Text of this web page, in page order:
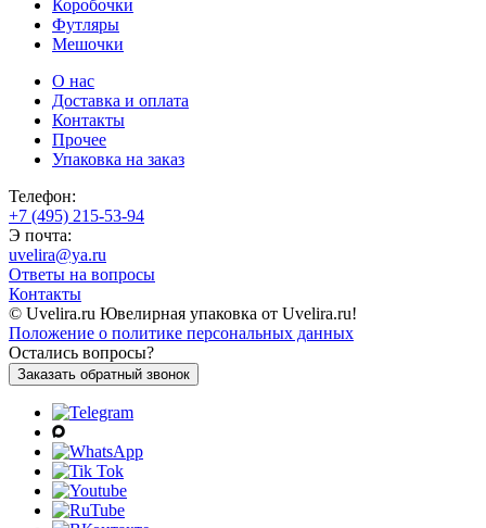
Коробочки
Футляры
Мешочки
О нас
Доставка и оплата
Контакты
Прочее
Упаковка на заказ
Телефон:
+7 (495) 215-53-94
Э почта:
uvelira@ya.ru
Ответы на вопросы
Контакты
© Uvelira.ru Ювелирная упаковка от Uvelira.ru!
Положение о политике персональных данных
Остались вопросы?
Заказать обратный звонок